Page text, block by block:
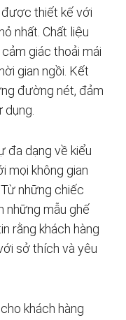
thiết kế với
nhất. Chất liệu
giác thoải mái
gian ngồi. Kết
đường nét, đảm
dụng.
đa dạng về kiểu
mọi không gian
những chiếc
những mẫu ghế
rằng khách hàng
sở thích và yêu
khách hàng